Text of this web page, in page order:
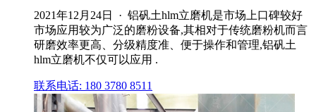
2021年12月24日 · 铝矾土hlm立磨机是市场上口碑较好
市场应用较为广泛的磨粉设备,其相对于传统磨粉机而言
研磨效率更高、分级精度准、便于操作和管理,铝矾土
hlm立磨机不仅可以应用 .
联系电话: 180 3780 8511